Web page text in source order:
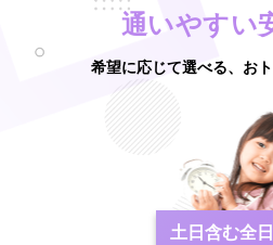
通いやすい
希望に応じて選べる、お
土日含む全